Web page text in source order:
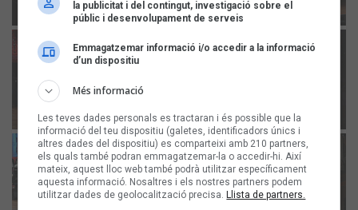
la publicitat i del contingut, investigació sobre el
públic i desenvolupament de serveis
Emmagatzemar informació i/o accedir a la informació
d’un dispositiu
Més informació
Les teves dades personals es tractaran i és possible que la
informació del teu dispositiu (galetes, identificadors únics i
altres dades del dispositiu) es comparteixi amb 210 partners,
els quals també podran emmagatzemar-la o accedir-hi. Així
mateix, aquest lloc web també podrà utilitzar específicament
aquesta informació. Nosaltres i els nostres partners podem
utilitzar dades de geolocalització precisa.Llista de partners.